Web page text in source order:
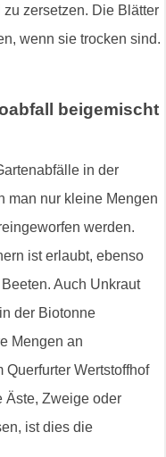
zersetzen. Die Blätter
wenn sie trocken sind.
beigemischt
in der
man nur kleine Mengen
werden.
ist erlaubt, ebenso
Auch Unkraut
der Biotonne
Mengen an
Wertstoffhof
Äste, Zweige oder
ist dies die